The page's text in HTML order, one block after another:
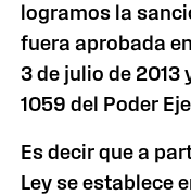
logramos la
fuera aprobada
3 de julio de
1059 del Poder
Es decir que a
Ley se establece